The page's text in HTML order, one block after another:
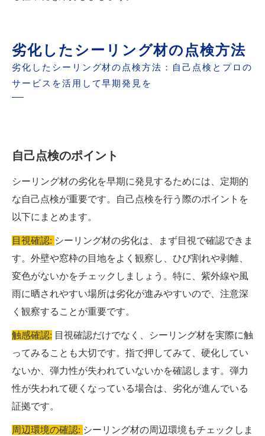
劣化したシーリング材の点検方法
劣化したシーリング材の点検方法：自己点検とプロの
サービスを活用して早期発見を
自己点検のポイント
シーリング材の劣化を早期に発見するためには、定期的
な自己点検が重要です。自己点検を行う際のポイントを
以下にまとめます。
目視確認: シーリング材の劣化は、まず目視で確認できま
す。外壁や窓枠の目地をよく観察し、ひび割れや剥離、
変色がないかをチェックしましょう。特に、紫外線や風
雨に晒されやすい場所は劣化が進みやすいので、注意深
く観察することが重要です。
触感確認: 目視確認だけでなく、シーリング材を実際に触
ってみることも大切です。指で押してみて、硬化してい
ないか、弾力性が失われていないかを確認します。弾力
性が失われて硬くなっている場合は、劣化が進んでいる
証拠です。
周辺環境の確認: シーリング材の周辺環境もチェックしま